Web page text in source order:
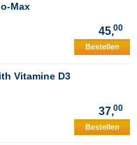
Max
45,00
Bestellen
Vitamine D3
37,00
Bestellen